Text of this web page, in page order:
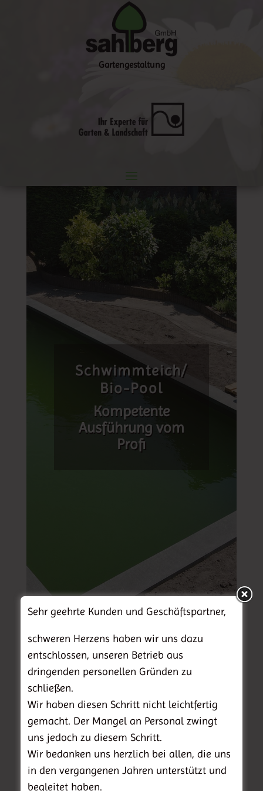
Gartengestaltung
Schwimmteich/
Bio-Pool
Kompetente
Ausführung vom
Profi
Schwimmteich oder Bio-Pool
Die Gestaltungsmöglichkeit eines
Schwimmteich oder Bio-Pool im
eigenen Garten ist sehr vielfältig, von
klassisch natürlich bis formal modern.
Mit einem Teichfilter-System ohne
Sehr geehrte Kunden und Geschäftspartner,
schweren Herzens haben wir uns dazu
entschlossen, unseren Betrieb aus
dringenden personellen Gründen zu
schließen.
Wir haben diesen Schritt nicht leichtfertig
gemacht. Der Mangel an Personal zwingt
uns jedoch zu diesem Schritt.
Wir bedanken uns herzlich bei allen, die uns
in den vergangenen Jahren unterstützt und
begleitet haben.